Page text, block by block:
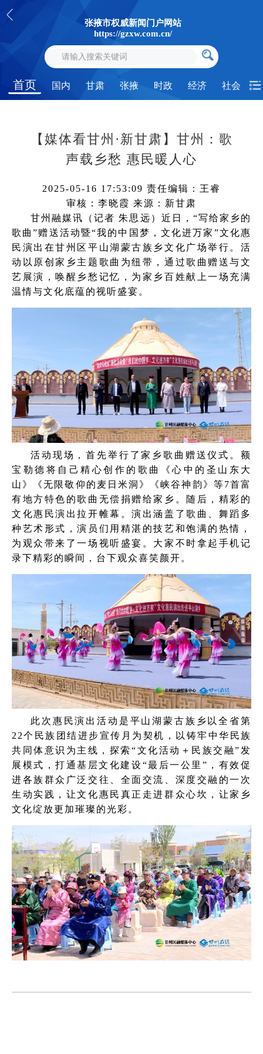
张掖市权威新闻门户网站
https://gzxw.com.cn/
首页 国内 甘肃 张掖 时政 经济 社会
【媒体看甘州·新甘肃】甘州：歌
声载乡愁 惠民暖人心
2025-05-16 17:53:09 责任编辑：王睿
审核：李晓霞 来源：新甘肃
甘州融媒讯（记者 朱思远）近日，“写给家乡的
歌曲”赠送活动暨“我的中国梦，文化进万家”文化惠
民演出在甘州区平山湖蒙古族乡文化广场举行。活
动以原创家乡主题歌曲为纽带，通过歌曲赠送与文
艺展演，唤醒乡愁记忆，为家乡百姓献上一场充满
温情与文化底蕴的视听盛宴。
活动现场，首先举行了家乡歌曲赠送仪式。额
宝勒德将自己精心创作的歌曲《心中的圣山东大
山》《无限敬仰的麦日米洞》《峡谷神韵》等7首富
有地方特色的歌曲无偿捐赠给家乡。随后，精彩的
文化惠民演出拉开帷幕。演出涵盖了歌曲、舞蹈多
种艺术形式，演员们用精湛的技艺和饱满的热情，
为观众带来了一场视听盛宴。大家不时拿起手机记
录下精彩的瞬间，台下观众喜笑颜开。
此次惠民演出活动是平山湖蒙古族乡以全省第
22个民族团结进步宣传月为契机，以铸牢中华民族
共同体意识为主线，探索“文化活动＋民族交融”发
展模式，打通基层文化建设“最后一公里”，有效促
进各族群众广泛交往、全面交流、深度交融的一次
生动实践，让文化惠民真正走进群众心坎，让家乡
文化绽放更加璀璨的光彩。